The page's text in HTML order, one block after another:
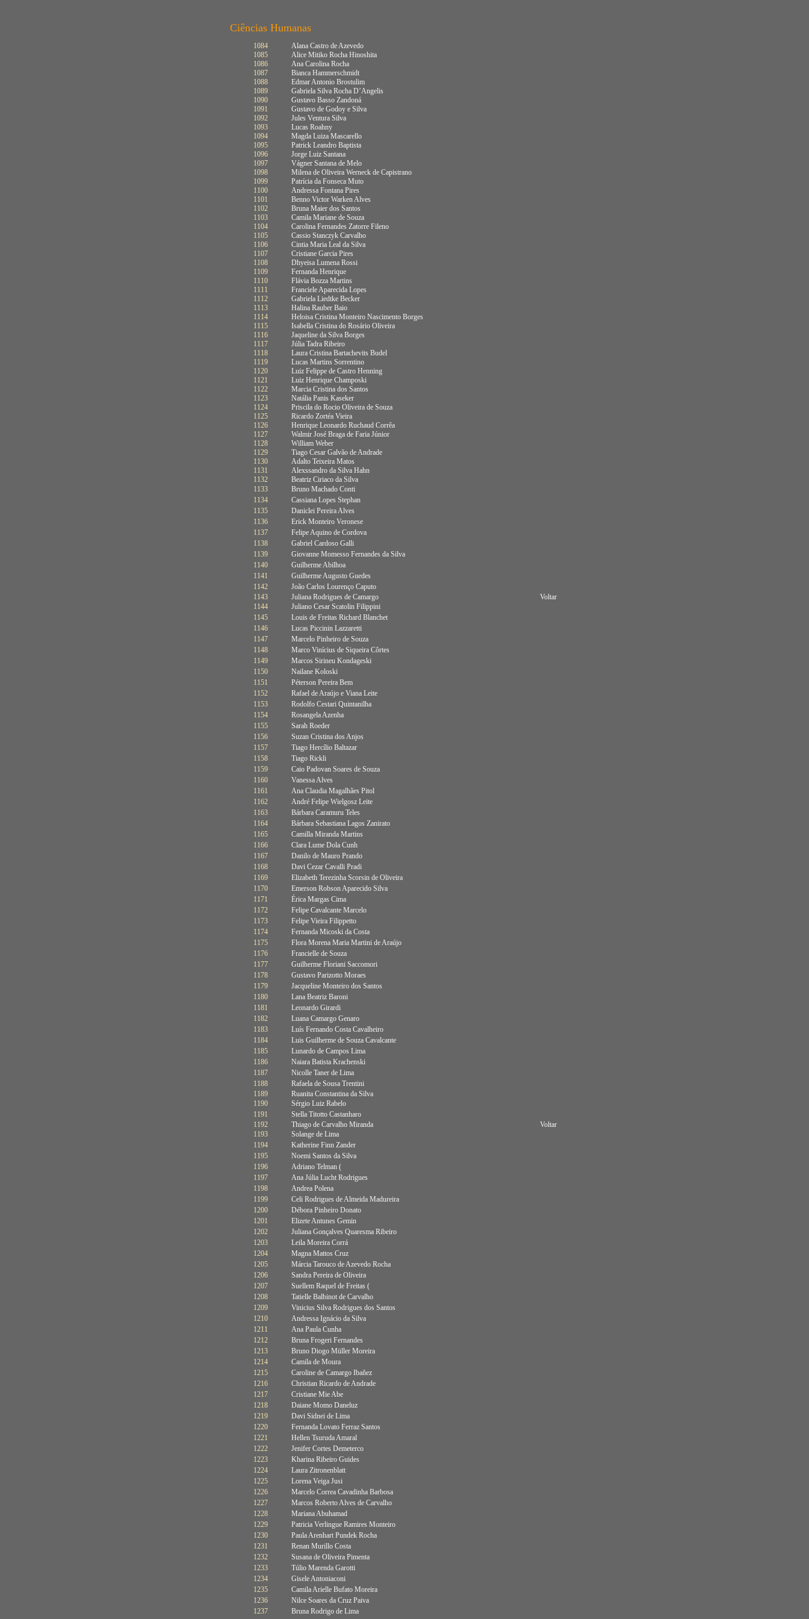
Ciências Humanas
1084
Alana Castro de Azevedo
1085
Alice Mitiko Rocha Hinoshita
1086
Ana Carolina Rocha
1087
Bianca Hammerschmidt
1088
Edmar Antonio Brostulim
1089
Gabriela Silva Rocha D’Angelis
1090
Gustavo Basso Zandoná
1091
Gustavo de Godoy e Silva
1092
Jules Ventura Silva
1093
Lucas Roahny
1094
Magda Luiza Mascarello
1095
Patrick Leandro Baptista
1096
Jorge Luiz Santana
1097
Vágner Santana de Melo
1098
Milena de Oliveira Werneck de Capistrano
1099
Patrícia da Fonseca Muto
1100
Andressa Fontana Pires
1101
Benno Victor Warken Alves
1102
Bruna Maier dos Santos
1103
Camila Mariane de Souza
1104
Carolina Fernandes Zatorre Fileno
1105
Cassio Stanczyk Carvalho
1106
Cintia Maria Leal da Silva
1107
Cristiane Garcia Pires
1108
Dhyeisa Lumena Rossi
1109
Fernanda Henrique
1110
Flávia Bozza Martins
1111
Franciele Aparecida Lopes
1112
Gabriela Liedtke Becker
1113
Halina Rauber Baio
1114
Heloisa Cristina Monteiro Nascimento Borges
1115
Isabella Cristina do Rosário Oliveira
1116
Jaqueline da Silva Borges
1117
Júlia Tadra Ribeiro
1118
Laura Cristina Bartachevits Budel
1119
Lucas Martins Sorrentino
1120
Luiz Felippe de Castro Henning
1121
Luiz Henrique Champoski
1122
Marcia Cristina dos Santos
1123
Natália Panis Kaseker
1124
Priscila do Rocio Oliveira de Souza
1125
Ricardo Zortéa Vieira
1126
Henrique Leonardo Ruchaud Corrêa
1127
Walmir José Braga de Faria Júnior
1128
William Weber
1129
Tiago Cesar Galvão de Andrade
1130
Adalto Teixeira Matos
1131
Alexssandro da Silva Hahn
1132
Beatriz Ciriaco da Silva
1133
Bruno Machado Conti
1134
Cassiana Lopes Stephan
1135
Daniclei Pereira Alves
1136
Erick Monteiro Veronese
1137
Felipe Aquino de Cordova
1138
Gabriel Cardoso Galli
1139
Giovanne Momesso Fernandes da Silva
1140
Guilherme Abilhoa
1141
Guilherme Augusto Guedes
1142
João Carlos Lourenço Caputo
1143
Juliana Rodrigues de Camargo
Voltar
1144
Juliano Cesar Scatolin Filippini
1145
Louis de Freitas Richard Blanchet
1146
Lucas Piccinin Lazzaretti
1147
Marcelo Pinheiro de Souza
1148
Marco Vinícius de Siqueira Côrtes
1149
Marcos Sirineu Kondageski
1150
Nailane Koloski
1151
Péterson Pereira Bem
1152
Rafael de Araújo e Viana Leite
1153
Rodolfo Cestari Quintanilha
1154
Rosangela Azenha
1155
Sarah Roeder
1156
Suzan Cristina dos Anjos
1157
Tiago Hercílio Baltazar
1158
Tiago Rickli
1159
Caio Padovan Soares de Souza
1160
Vanessa Alves
1161
Ana Claudia Magalhães Pitol
1162
André Felipe Wielgosz Leite
1163
Bárbara Caramuru Teles
1164
Bárbara Sebastiana Lagos Zanirato
1165
Camilla Miranda Martins
1166
Clara Lume Dola Cunh
1167
Danilo de Mauro Prando
1168
Davi Cezar Cavalli Pradi
1169
Elizabeth Terezinha Scorsin de Oliveira
1170
Emerson Robson Aparecido Silva
1171
Érica Margas Cima
1172
Felipe Cavalcante Marcelo
1173
Felipe Vieira Filippetto
1174
Fernanda Micoski da Costa
1175
Flora Morena Maria Martini de Araújo
1176
Francielle de Souza
1177
Guilherme Floriani Saccomori
1178
Gustavo Parizotto Moraes
1179
Jacqueline Monteiro dos Santos
1180
Lana Beatriz Baroni
1181
Leonardo Girardi
1182
Luana Camargo Genaro
1183
Luís Fernando Costa Cavalheiro
1184
Luis Guilherme de Souza Cavalcante
1185
Lunardo de Campos Lima
1186
Naiara Batista Krachenski
1187
Nicolle Taner de Lima
1188
Rafaela de Sousa Trentini
1189
Ruanita Constantina da Silva
1190
Sérgio Luiz Rabelo
1191
Stella Titotto Castanharo
1192
Thiago de Carvalho Miranda
Voltar
1193
Solange de Lima
1194
Katherine Finn Zander
1195
Noemi Santos da Silva
1196
Adriano Telman (
1197
Ana Júlia Lucht Rodrigues
1198
Andrea Polena
1199
Celi Rodrigues de Almeida Madureira
1200
Débora Pinheiro Donato
1201
Elizete Antunes Gemin
1202
Juliana Gonçalves Quaresma Ribeiro
1203
Leila Moreira Corrá
1204
Magna Mattos Cruz
1205
Márcia Tarouco de Azevedo Rocha
1206
Sandra Pereira de Oliveira
1207
Suellem Raquel de Freitas (
1208
Tatielle Balbinot de Carvalho
1209
Vinicius Silva Rodrigues dos Santos
1210
Andressa Ignácio da Silva
1211
Ana Paula Cunha
1212
Bruna Frogeri Fernandes
1213
Bruno Diogo Müller Moreira
1214
Camila de Moura
1215
Caroline de Camargo Ibañez
1216
Christian Ricardo de Andrade
1217
Cristiane Mie Abe
1218
Daiane Momo Daneluz
1219
Davi Sidnei de Lima
1220
Fernanda Lovato Ferraz Santos
1221
Hellen Tsuruda Amaral
1222
Jenifer Cortes Demeterco
1223
Kharina Ribeiro Guides
1224
Laura Zitronenblatt
1225
Lorena Veiga Jusi
1226
Marcelo Correa Cavadinha Barbosa
1227
Marcos Roberto Alves de Carvalho
1228
Mariana Abuhamad
1229
Patricia Verlingue Ramires Monteiro
1230
Paula Arenhart Pundek Rocha
1231
Renan Murillo Costa
1232
Susana de Oliveira Pimenta
1233
Túlio Marenda Garotti
1234
Gisele Antoniaconi
1235
Camila Arielle Bufato Moreira
1236
Nilce Soares da Cruz Paiva
1237
Bruna Rodrigo de Lima